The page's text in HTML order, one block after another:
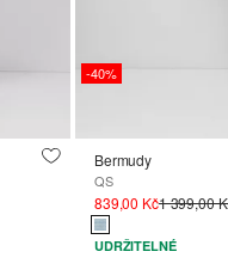
-40%
Bermudy
QS
839,00 Kč1 399,00
UDRŽITELNÉ